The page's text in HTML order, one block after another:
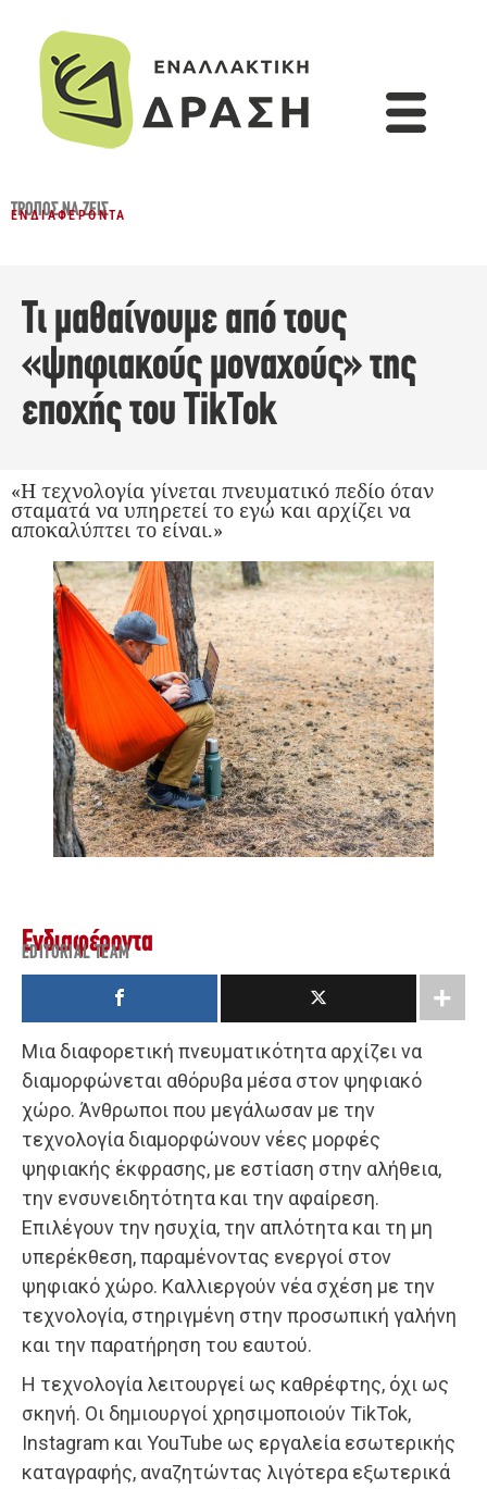
ΤΡΌΠΟΣ ΝΑ ΖΕΙΣ
ΕΝΔΙΑΦΈΡΟΝΤΑ
Τι μαθαίνουμε από τους
«ψηφιακούς μοναχούς» της
εποχής του TikTok
«Η τεχνολογία γίνεται πνευματικό πεδίο όταν
σταματά να υπηρετεί το εγώ και αρχίζει να
αποκαλύπτει το είναι.»
Ενδιαφέροντα
EDITORIAL TEAM
Μια διαφορετική πνευματικότητα αρχίζει να
διαμορφώνεται αθόρυβα μέσα στον ψηφιακό
χώρο. Άνθρωποι που μεγάλωσαν με την
τεχνολογία διαμορφώνουν νέες μορφές
ψηφιακής έκφρασης, με εστίαση στην αλήθεια,
την ενσυνειδητότητα και την αφαίρεση.
Επιλέγουν την ησυχία, την απλότητα και τη μη
υπερέκθεση, παραμένοντας ενεργοί στον
ψηφιακό χώρο. Καλλιεργούν νέα σχέση με την
τεχνολογία, στηριγμένη στην προσωπική γαλήνη
και την παρατήρηση του εαυτού.
Η τεχνολογία λειτουργεί ως καθρέφτης, όχι ως
σκηνή. Οι δημιουργοί χρησιμοποιούν TikTok,
Instagram και YouTube ως εργαλεία εσωτερικής
καταγραφής, αναζητώντας λιγότερα εξωτερικά